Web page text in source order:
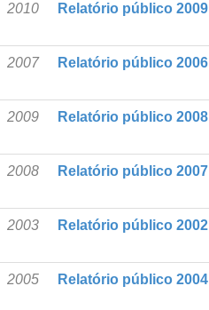
2010 Relatório público 2009
2007 Relatório público 2006
2009 Relatório público 2008
2008 Relatório público 2007
2003 Relatório público 2002
2005 Relatório público 2004